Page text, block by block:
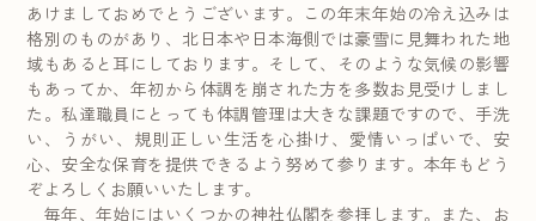
あけましておめでとうございます。この年末年始の冷え込みは
格別のものがあり、北日本や日本海側では豪雪に見舞われた地
域もあると耳にしております。そして、そのような気候の影響
もあってか、年初から体調を崩された方を多数お見受けしまし
た。私達職員にとっても体調管理は大きな課題ですので、手洗
い、うがい、規則正しい生活を心掛け、愛情いっぱいで、安
心、安全な保育を提供できるよう努めて参ります。本年もどう
ぞよろしくお願いいたします。
毎年、年始にはいくつかの神社仏閣を参拝します。また、お